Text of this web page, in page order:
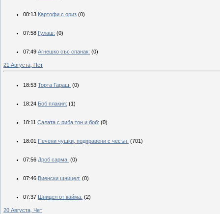
08:13 Картофи с ориз (0)
07:58 Гулаш: (0)
07:49 Агнешко със спанак: (0)
21 Августа, Пет
18:53 Торта Гараш: (0)
18:24 Боб плакия: (1)
18:11 Салата с риба тон и боб: (0)
18:01 Печени чушки, подправени с чесън: (701)
07:56 Дроб сарма: (0)
07:46 Виенски шницел: (0)
07:37 Шницел от кайма: (2)
20 Августа, Чет